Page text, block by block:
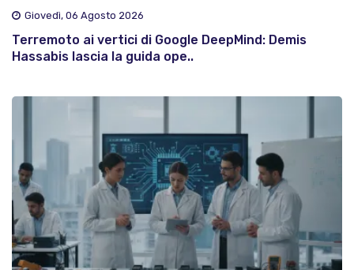
Giovedì, 06 Agosto 2026
Terremoto ai vertici di Google DeepMind: Demis
Hassabis lascia la guida ope..